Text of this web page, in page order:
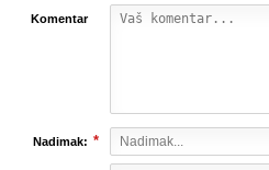
Komentar
Nadimak: *